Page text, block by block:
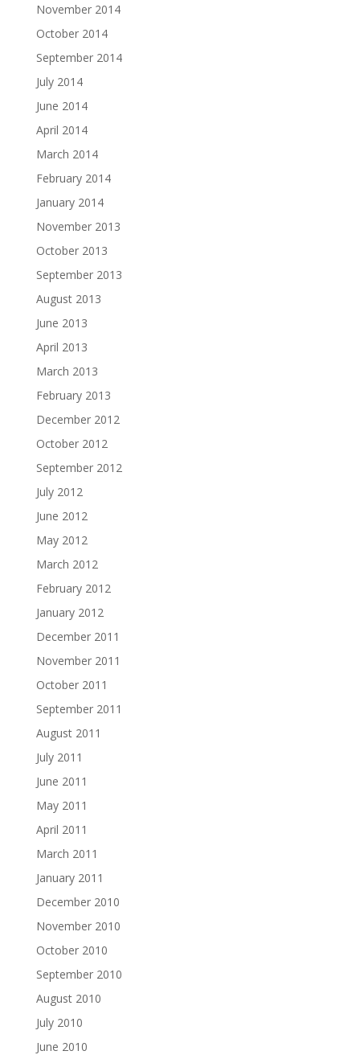
November 2014
October 2014
September 2014
July 2014
June 2014
April 2014
March 2014
February 2014
January 2014
November 2013
October 2013
September 2013
August 2013
June 2013
April 2013
March 2013
February 2013
December 2012
October 2012
September 2012
July 2012
June 2012
May 2012
March 2012
February 2012
January 2012
December 2011
November 2011
October 2011
September 2011
August 2011
July 2011
June 2011
May 2011
April 2011
March 2011
January 2011
December 2010
November 2010
October 2010
September 2010
August 2010
July 2010
June 2010